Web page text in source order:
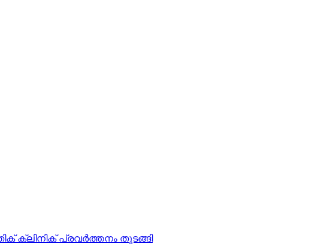
ക്ലിനിക് പ്രവര്‍ത്തനം തുടങ്ങി